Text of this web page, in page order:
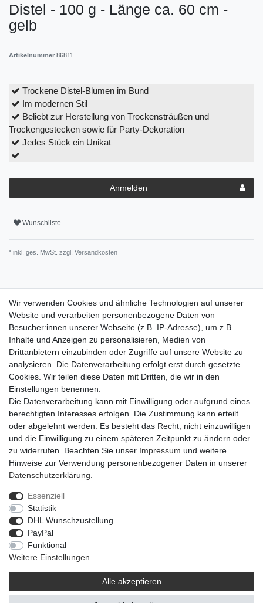
Distel - 100 g - Länge ca. 60 cm -
gelb
Artikelnummer 86811
Trockene Distel-Blumen im Bund
Im modernen Stil
Beliebt zur Herstellung von Trockensträußen und
Trockengestecken sowie für Party-Dekoration
Jedes Stück ein Unikat
Anmelden
Wunschliste
* inkl. ges. MwSt. zzgl. Versandkosten
Beschreibung
Artikel-Details
Trockene, gelbe Distel-Blumen im Bund. Beliebt zur Herstellung
von Trockensträußen und Trockengestecken sowie für Landhaus-
Dekoration. Sieht sowohl einzeln als auch in Kombination mit
anderen Trockenblumen schön aus.
Widerrufs­recht
Daten­schutz­erklärung
© 2021 | © Flowerbox Deutschland GmbH
Wir verwenden Cookies und ähnliche Technologien auf unserer
Website und verarbeiten personenbezogene Daten von
Besucher:innen unserer Webseite (z.B. IP-Adresse), um z.B.
Inhalte und Anzeigen zu personalisieren, Medien von
Drittanbietern einzubinden oder Zugriffe auf unsere Website zu
analysieren. Die Datenverarbeitung erfolgt erst durch gesetzte
Cookies. Wir teilen diese Daten mit Dritten, die wir in den
Einstellungen benennen.
Die Datenverarbeitung kann mit Einwilligung oder aufgrund eines
berechtigten Interesses erfolgen. Die Zustimmung kann erteilt
oder abgelehnt werden. Es besteht das Recht, nicht einzuwilligen
und die Einwilligung zu einem späteren Zeitpunkt zu ändern oder
zu widerrufen. Beachten Sie unser Impressum und weitere
Hinweise zur Verwendung personenbezogener Daten in unserer
Daten­schutz­erklärung
Essenziell
Statistik
DHL Wunschzustellung
PayPal
Funktional
Weitere Einstellungen
Alle akzeptieren